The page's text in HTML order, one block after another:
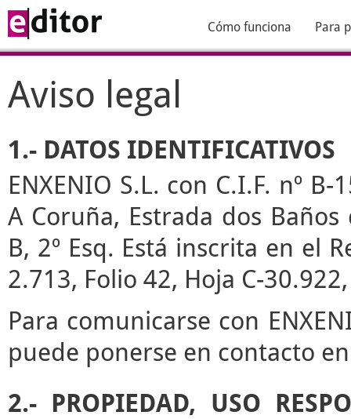
Cómo funciona Para
Aviso legal
1.- DATOS IDENTIFICATIVOS
ENXENIO S.L. con C.I.F. nº
A Coruña, Estrada dos
B, 2º Esq. Está inscrita en el
2.713, Folio 42, Hoja C-
Para comunicarse con
puede ponerse en contacto
2.- PROPIEDAD, USO